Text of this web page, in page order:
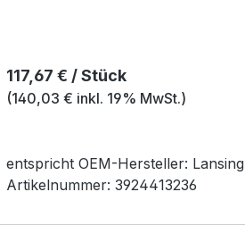
Regulärer Preis:
117,67 € / Stück
(140,03 € inkl. 19% MwSt.)
entspricht OEM-Hersteller: Lansing
Artikelnummer: 3924413236